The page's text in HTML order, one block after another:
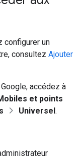
configurer un
consultez Ajouter
accédez à
et points
Universel.